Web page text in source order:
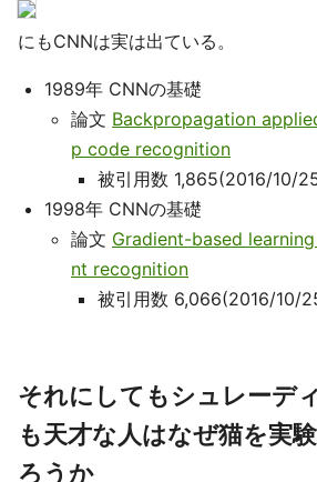
にもCNNは実は出ている。
1989年 CNNの基礎
論文 Backpropagation
p code recognition
被引用数 1,865(2016/10/
1998年 CNNの基礎
論文 Gradient-based
nt recognition
被引用数 6,066(2016/10/
それにしてもシュレーデ
も天才な人はなぜ猫を実
ろうか